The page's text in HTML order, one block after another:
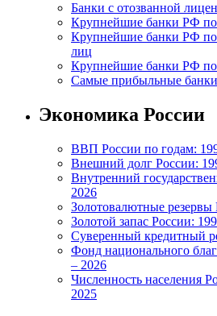
Банки с отозванной
Крупнейшие банки РФ по
Крупнейшие банки РФ по
лиц
Крупнейшие банки РФ по
Самые прибыльные
Экономика России
ВВП России по годам:
Внешний долг России:
Внутренний
2026
Золотовалютные резервы
Золотой запас России:
Суверенный кредитный
Фонд национального
– 2026
Численность населения
2025